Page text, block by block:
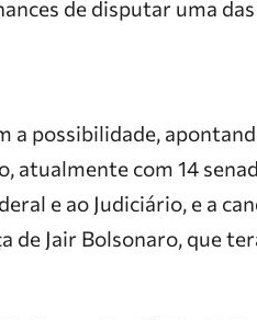
de disputar uma das
possibilidade,
atualmente com 14
e ao Judiciário, e a
Jair Bolsonaro, que